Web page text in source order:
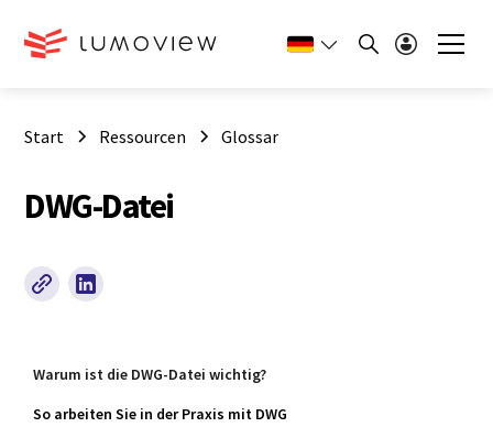
Start Ressourcen Glossar
DWG-Datei
Warum ist die DWG‑Datei wichtig?
So arbeiten Sie in der Praxis mit DWG